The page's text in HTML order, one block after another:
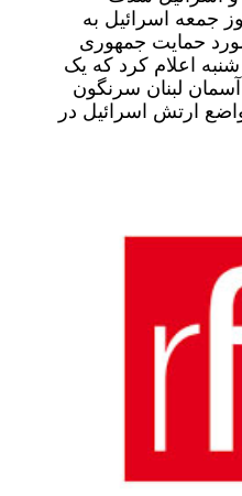
جمعه اسرائیل به
مورد حمایت جمهوری
اعلام کرد که یک
آسمان لبنان سرنگون
ارتش اسرائیل در